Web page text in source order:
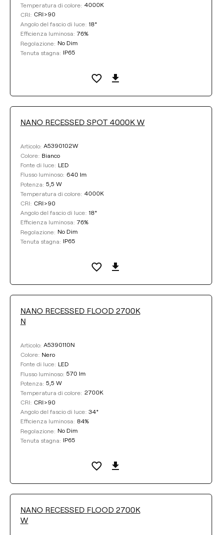
Temperatura di colore: 4000K
CRI: CRI>90
Angolo del fascio di luce: 18°
Efficienza luminosa: 76%
Regolazione: No Dim
Tenuta stagna: IP65
NANO RECESSED SPOT 4000K W
Articolo: A5390102W
Colore: Bianco
Fonte di luce: LED
Flusso luminoso: 640 lm
Potenza: 5,5 W
Temperatura di colore: 4000K
CRI: CRI>90
Angolo del fascio di luce: 18°
Efficienza luminosa: 76%
Regolazione: No Dim
Tenuta stagna: IP65
NANO RECESSED FLOOD 2700K
N
Articolo: A5390110N
Colore: Nero
Fonte di luce: LED
Flusso luminoso: 570 lm
Potenza: 5,5 W
Temperatura di colore: 2700K
CRI: CRI>90
Angolo del fascio di luce: 34°
Efficienza luminosa: 84%
Regolazione: No Dim
Tenuta stagna: IP65
NANO RECESSED FLOOD 2700K
W